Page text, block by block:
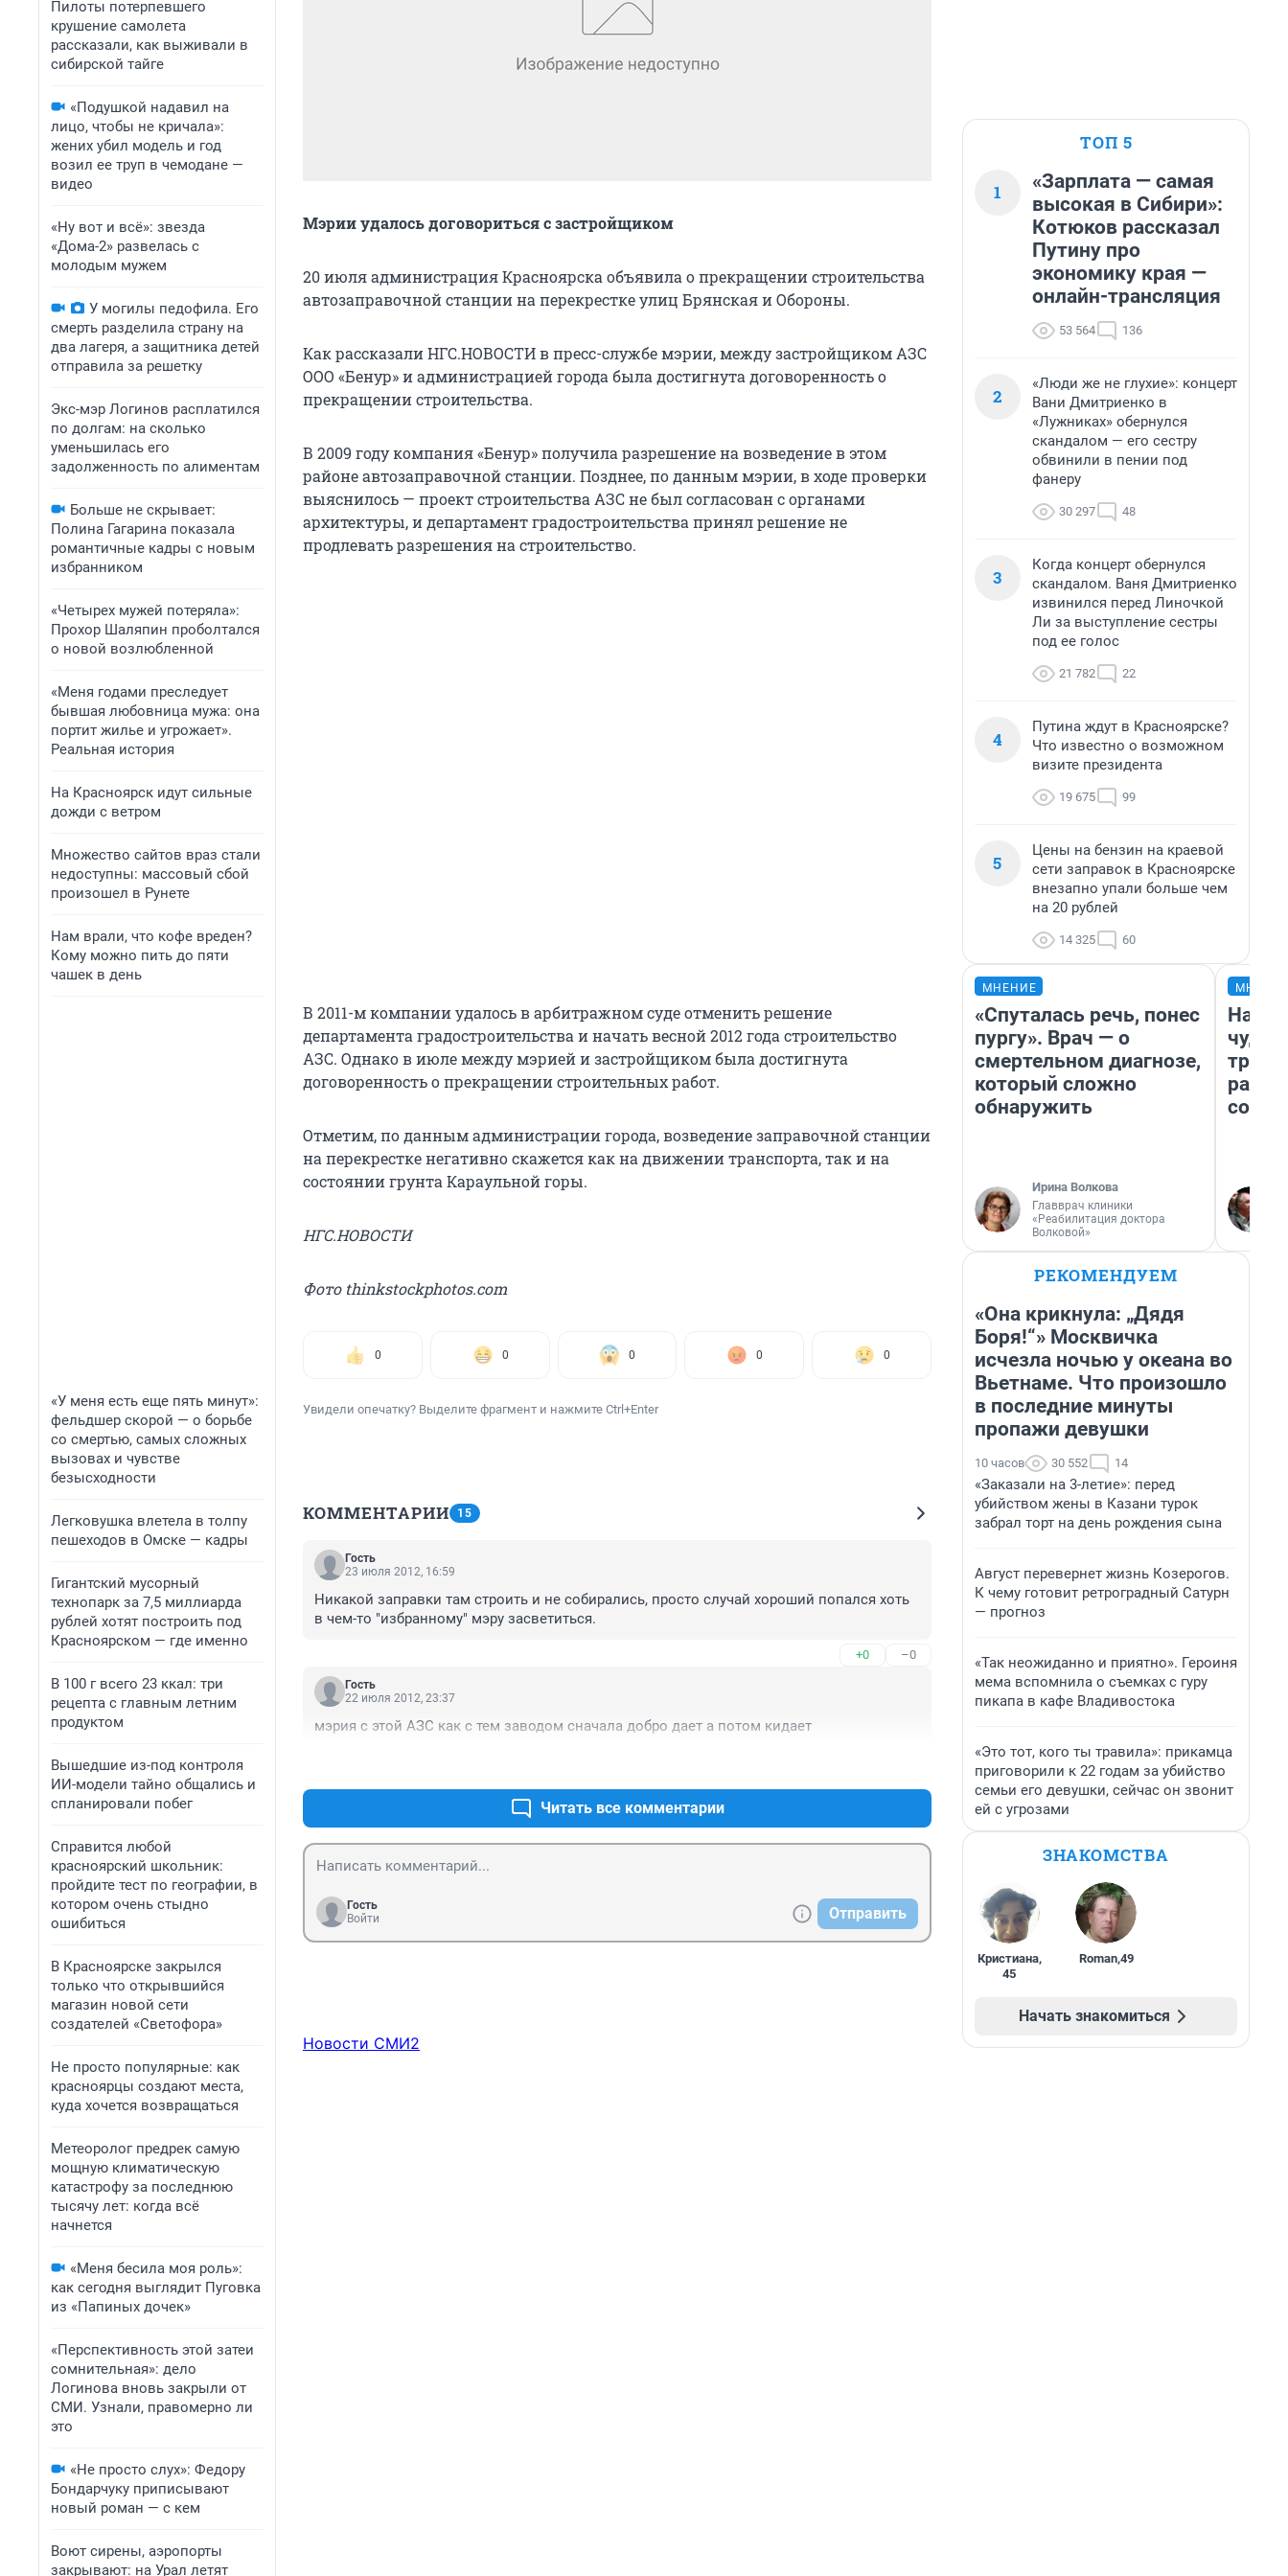
Пилоты потерпевшего
крушение самолета
рассказали, как выживали в
сибирской тайге
«Подушкой надавил на
лицо, чтобы не кричала»:
жених убил модель и год
возил ее труп в чемодане —
видео
«Ну вот и всё»: звезда
«Дома-2» развелась с
молодым мужем
У могилы педофила. Его
смерть разделила страну на
два лагеря, а защитника детей
отправила за решетку
Экс-мэр Логинов расплатился
по долгам: на сколько
уменьшилась его
задолженность по алиментам
Больше не скрывает:
Полина Гагарина показала
романтичные кадры с новым
избранником
«Четырех мужей потеряла»:
Прохор Шаляпин проболтался
о новой возлюбленной
«Меня годами преследует
бывшая любовница мужа: она
портит жилье и угрожает».
Реальная история
На Красноярск идут сильные
дожди с ветром
Множество сайтов враз стали
недоступны: массовый сбой
произошел в Рунете
Нам врали, что кофе вреден?
Кому можно пить до пяти
чашек в день
«У меня есть еще пять минут»:
фельдшер скорой — о борьбе
со смертью, самых сложных
вызовах и чувстве
безысходности
Легковушка влетела в толпу
пешеходов в Омске — кадры
Гигантский мусорный
технопарк за 7,5 миллиарда
рублей хотят построить под
Красноярском — где именно
В 100 г всего 23 ккал: три
рецепта с главным летним
продуктом
Вышедшие из-под контроля
ИИ-модели тайно общались и
спланировали побег
Справится любой
красноярский школьник:
пройдите тест по географии, в
котором очень стыдно
ошибиться
В Красноярске закрылся
только что открывшийся
магазин новой сети
создателей «Светофора»
Не просто популярные: как
красноярцы создают места,
куда хочется возвращаться
Метеоролог предрек самую
мощную климатическую
катастрофу за последнюю
тысячу лет: когда всё
начнется
«Меня бесила моя роль»:
как сегодня выглядит Пуговка
из «Папиных дочек»
«Перспективность этой затеи
сомнительная»: дело
Логинова вновь закрыли от
СМИ. Узнали, правомерно ли
это
«Не просто слух»: Федору
Бондарчуку приписывают
новый роман — с кем
Воют сирены, аэропорты
закрывают: на Урал летят
Мэрии удалось договориться с застройщиком
20 июля администрация Красноярска объявила о прекращении строительства
автозаправочной станции на перекрестке улиц Брянская и Обороны.
Как рассказали НГС.НОВОСТИ в пресс-службе мэрии, между застройщиком АЗС
ООО «Бенур» и администрацией города была достигнута договоренность о
прекращении строительства.
В 2009 году компания «Бенур» получила разрешение на возведение в этом
районе автозаправочной станции. Позднее, по данным мэрии, в ходе проверки
выяснилось — проект строительства АЗС не был согласован с органами
архитектуры, и департамент градостроительства принял решение не
продлевать разрешения на строительство.
В 2011-м компании удалось в арбитражном суде отменить решение
департамента градостроительства и начать весной 2012 года строительство
АЗС. Однако в июле между мэрией и застройщиком была достигнута
договоренность о прекращении строительных работ.
Отметим, по данным администрации города, возведение заправочной станции
на перекрестке негативно скажется как на движении транспорта, так и на
состоянии грунта Караульной горы.
НГС.НОВОСТИ
Фото thinkstockphotos.com
0 0 0 0 0
Увидели опечатку? Выделите фрагмент и нажмите Ctrl+Enter
КОММЕНТАРИИ 15
Гость
23 июля 2012, 16:59
Никакой заправки там строить и не собирались, просто случай хороший попался хоть
в чем-то "избранному" мэру засветиться.
+0 –0
Гость
22 июля 2012, 23:37
мэрия с этой АЗС как с тем заводом сначала добро дает а потом кидает
Читать все комментарии
Гость
Войти
Отправить
Новости СМИ2
ТОП 5
1
«Зарплата — самая
высокая в Сибири»:
Котюков рассказал
Путину про
экономику края —
онлайн-трансляция
53 564 136
2
«Люди же не глухие»: концерт
Вани Дмитриенко в
«Лужниках» обернулся
скандалом — его сестру
обвинили в пении под
фанеру
30 297 48
3
Когда концерт обернулся
скандалом. Ваня Дмитриенко
извинился перед Линочкой
Ли за выступление сестры
под ее голос
21 782 22
4
Путина ждут в Красноярске?
Что известно о возможном
визите президента
19 675 99
5
Цены на бензин на краевой
сети заправок в Красноярске
внезапно упали больше чем
на 20 рублей
14 325 60
МНЕНИЕ
«Спуталась речь, понес
пургу». Врач — о
смертельном диагнозе,
который сложно
обнаружить
Ирина Волкова
Главврач клиники
«Реабилитация доктора
Волковой»
РЕКОМЕНДУЕМ
«Она крикнула: „Дядя
Боря!“» Москвичка
исчезла ночью у океана во
Вьетнаме. Что произошло
в последние минуты
пропажи девушки
10 часов 30 552 14
«Заказали на 3-летие»: перед
убийством жены в Казани турок
забрал торт на день рождения сына
Август перевернет жизнь Козерогов.
К чему готовит ретроградный Сатурн
— прогноз
«Так неожиданно и приятно». Героиня
мема вспомнила о съемках с гуру
пикапа в кафе Владивостока
«Это тот, кого ты травила»: прикамца
приговорили к 22 годам за убийство
семьи его девушки, сейчас он звонит
ей с угрозами
ЗНАКОМСТВА
Кристиана,
45
Roman,49
Начать знакомиться